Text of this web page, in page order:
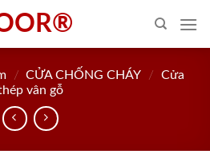
/ CỬA CHỐNG CHÁY /
Cửa
vân gỗ